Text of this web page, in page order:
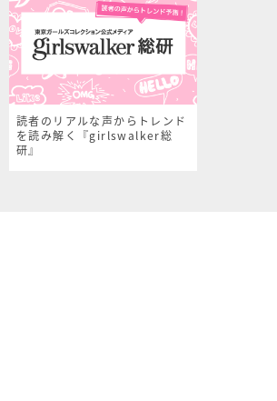
読者のリアルな声からトレンド
を読み解く『girlswalker総
研』